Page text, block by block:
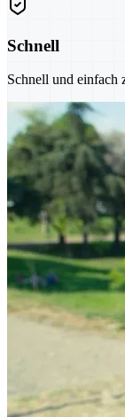
Schnell
Schnell und einfach